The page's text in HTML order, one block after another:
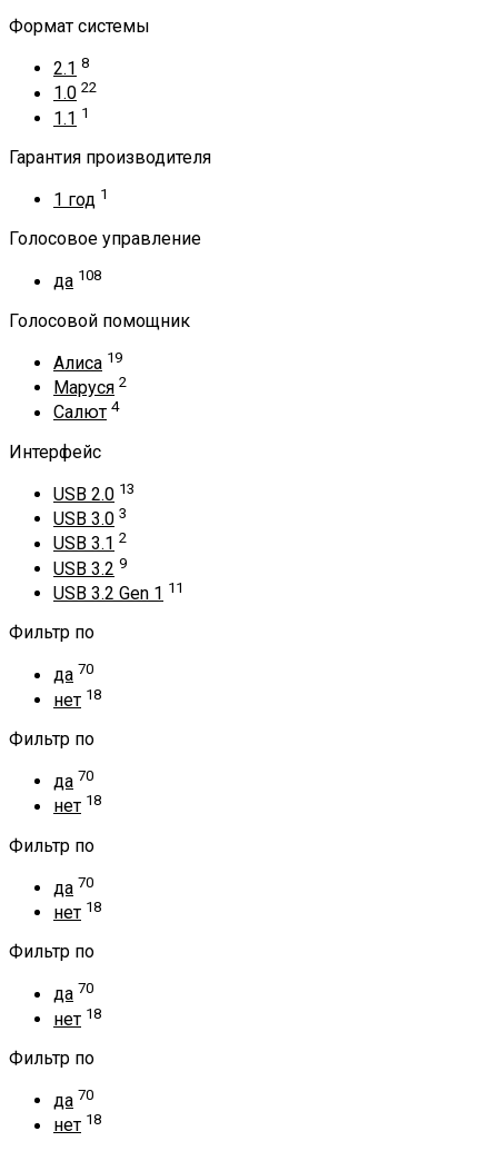
Формат системы
2.1 8
1.0 22
1.1 1
Гарантия производителя
1 год 1
Голосовое управление
да 108
Голосовой помощник
Алиса 19
Маруся 2
Салют 4
Интерфейс
USB 2.0 13
USB 3.0 3
USB 3.1 2
USB 3.2 9
USB 3.2 Gen 1 11
Фильтр по
да 70
нет 18
Фильтр по
да 70
нет 18
Фильтр по
да 70
нет 18
Фильтр по
да 70
нет 18
Фильтр по
да 70
нет 18